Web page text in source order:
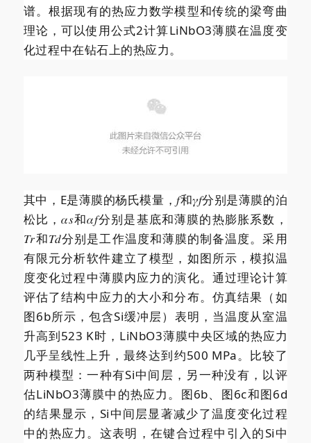
谱。根据现有的热应力数学模型和传统的梁弯曲
理论，可以使用公式2计算LiNbO3薄膜在温度变
化过程中在钻石上的热应力。
其中，E是薄膜的杨氏模量，𝑓和𝛾𝑓分别是薄膜的泊
松比，𝛼𝑠和𝛼𝑓分别是基底和薄膜的热膨胀系数，
𝑇𝑟和𝑇𝑑分别是工作温度和薄膜的制备温度。采用
有限元分析软件建立了模型，如图所示，模拟温
度变化过程中薄膜内应力的演化。通过理论计算
评估了结构中应力的大小和分布。仿真结果（如
图6b所示，包含Si缓冲层）表明，当温度从室温
升高到523 K时，LiNbO3薄膜中央区域的热应力
几乎呈线性上升，最终达到约500 MPa。比较了
两种模型：一种有Si中间层，另一种没有，以评
估LiNbO3薄膜中的热应力。图6b、图6c和图6d
的结果显示，Si中间层显著减少了温度变化过程
中的热应力。这表明，在键合过程中引入的Si中